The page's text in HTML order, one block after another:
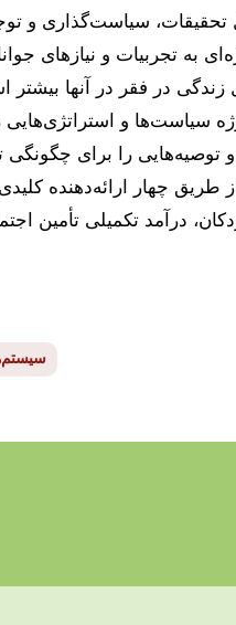
تحقیقات، سیاست‌گذاری و
به تجربیات و نیازهای
در فقر در آنها بیشتر
سیاست‌ها و
و توصیه‌هایی را برای چگونگی
چهار ارائه‌دهنده